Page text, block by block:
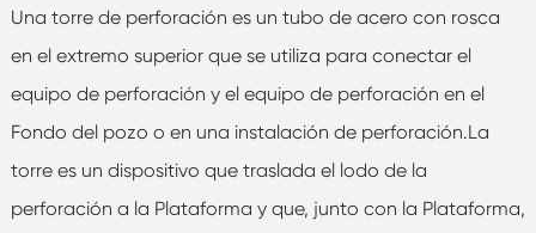
Una torre de perforación es un tubo de acero con rosca
en el extremo superior que se utiliza para conectar el
equipo de perforación y el equipo de perforación en el
Fondo del pozo o en una instalación de perforación.La
torre es un dispositivo que traslada el lodo de la
perforación a la Plataforma y que, junto con la Plataforma,